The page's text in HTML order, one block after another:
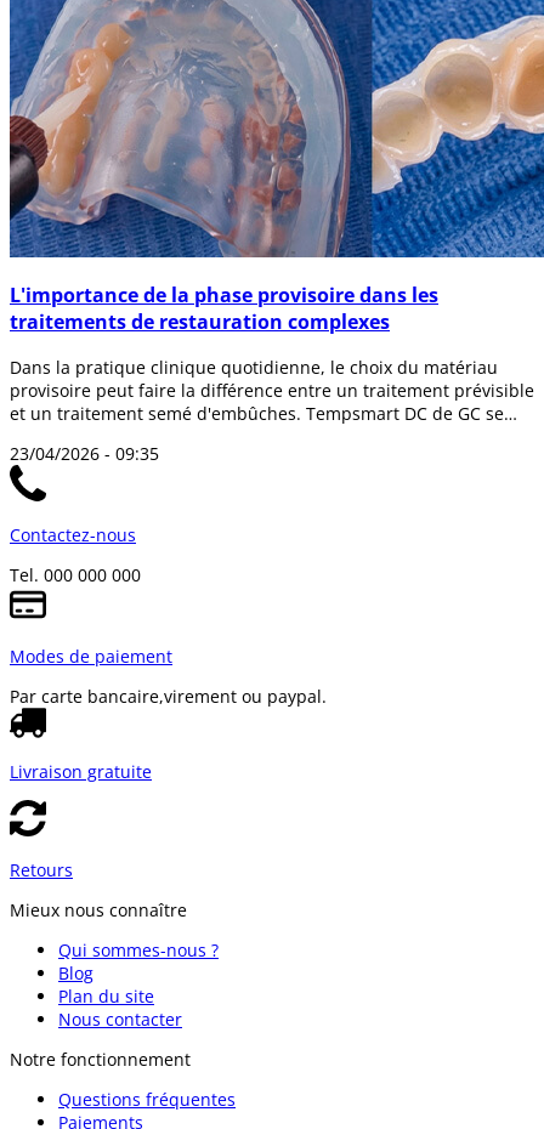
L'importance de la phase provisoire dans les
traitements de restauration complexes
Dans la pratique clinique quotidienne, le choix du matériau
provisoire peut faire la différence entre un traitement prévisible
et un traitement semé d'embûches. Tempsmart DC de GC se
23/04/2026 - 09:35
Contactez-nous
Tel. 000 000 000
Modes de paiement
Par carte bancaire,virement ou paypal.
Livraison gratuite
Retours
Mieux nous connaître
Qui sommes-nous ?
Blog
Plan du site
Nous contacter
Notre fonctionnement
Questions fréquentes
Paiements